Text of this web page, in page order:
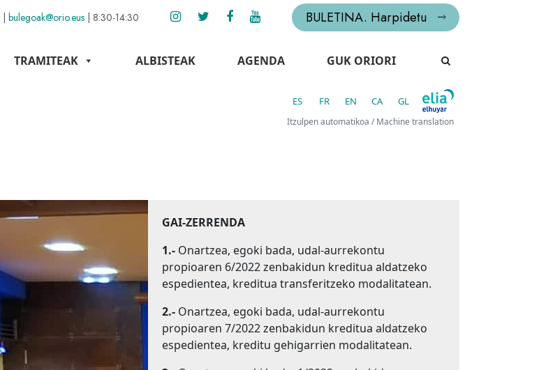
| bulegoak@orio.eus | 8:30-14:30 BULETINA. Harpidetu
TRAMITEAK ALBISTEAK AGENDA GUK ORIORI
ES FR EN CA GL
Itzulpen automatikoa / Machine translation
GAI-ZERRENDA
1.-Onartzea, egoki bada, udal-aurrekontu
propioaren 6/2022 zenbakidun kreditua aldatzeko
espedientea, kreditua transferitzeko modalitatean.
2.-Onartzea, egoki bada, udal-aurrekontu
propioaren 7/2022 zenbakidun kreditua aldatzeko
espedientea, kreditu gehigarrien modalitatean.